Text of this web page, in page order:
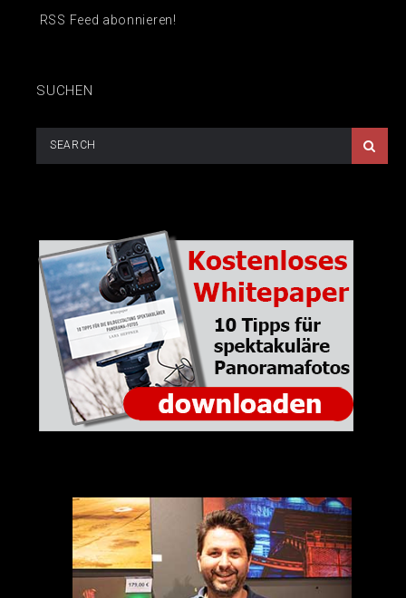
RSS Feed abonnieren!
SUCHEN